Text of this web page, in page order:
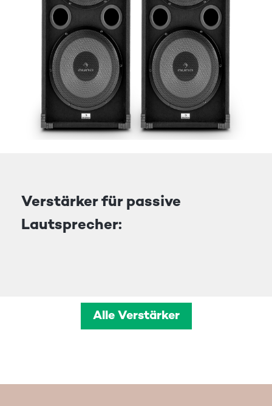
Verstärker für passive
Lautsprecher:
Alle Verstärker